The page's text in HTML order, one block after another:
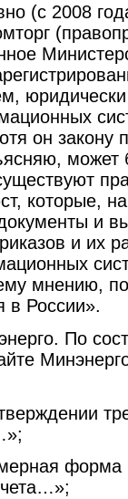
(с 2008
он закону
может
которые,
и
и их
мнению,
в России».
По
форма